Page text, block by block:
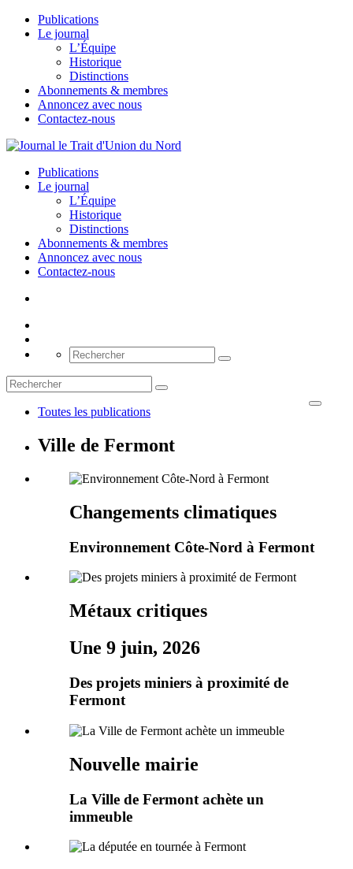
Publications
Le journal
L’Équipe
Historique
Distinctions
Abonnements & membres
Annoncez avec nous
Contactez-nous
Publications
Le journal
L’Équipe
Historique
Distinctions
Abonnements & membres
Annoncez avec nous
Contactez-nous
Toutes les publications
Ville de Fermont
Changements climatiques
Environnement Côte-Nord à Fermont
Métaux critiques
Une 9 juin, 2026
Des projets miniers à proximité de
Fermont
Nouvelle mairie
La Ville de Fermont achète un
immeuble